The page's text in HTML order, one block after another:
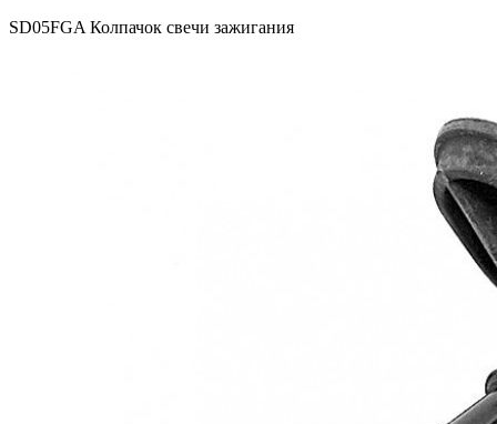
SD05FGA Колпачок свечи зажигания